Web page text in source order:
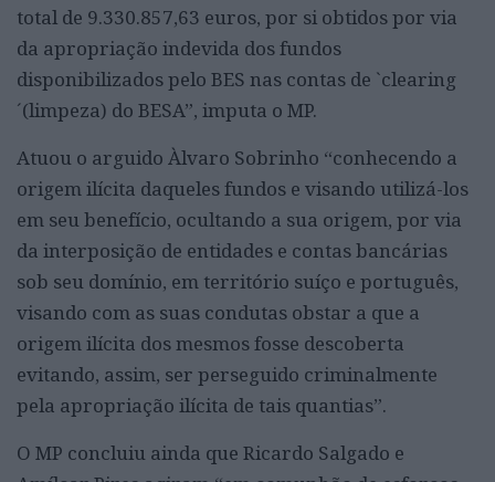
total de 9.330.857,63 euros, por si obtidos por via
da apropriação indevida dos fundos
disponibilizados pelo BES nas contas de `clearing
´(limpeza) do BESA”, imputa o MP.
Atuou o arguido Àlvaro Sobrinho “conhecendo a
origem ilícita daqueles fundos e visando utilizá-los
em seu benefício, ocultando a sua origem, por via
da interposição de entidades e contas bancárias
sob seu domínio, em território suíço e português,
visando com as suas condutas obstar a que a
origem ilícita dos mesmos fosse descoberta
evitando, assim, ser perseguido criminalmente
pela apropriação ilícita de tais quantias”.
O MP concluiu ainda que Ricardo Salgado e